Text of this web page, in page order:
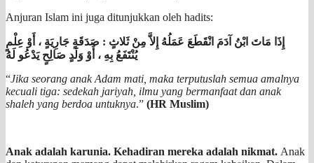
Anjuran Islam ini juga ditunjukkan oleh hadits:
إِذَا مَاتَ ابْنُ آدَمَ انْقَطَعَ عَمَلُهُ إِلاَّ مِنْ ثَلاثٍ : صَدَقَةٍ جَارِيَةٍ ، أَوْ عِلْمٍ
يُنْتَفَعُ بِهِ ، أَوْ وَلَدٍ صَالِحٍ يَدْعُو لَهُ
“Jika seorang anak Adam mati, maka terputuslah semua amalnya
kecuali tiga: sedekah jariyah, ilmu yang bermanfaat dan anak
shaleh yang berdoa untuknya.” (HR Muslim)
Anak adalah karunia. Kehadiran mereka adalah nikmat. Anak